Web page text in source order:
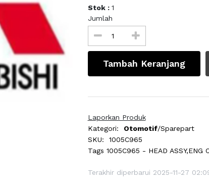
Stok : 1
Jumlah
Tambah Keranjang
Laporkan Produk
Kategori:
Otomotif/Sparepart
SKU:
1005C965
Tags 1005C965 - HEAD ASSY,ENG
Terakhir diperbarui 2025-11-27